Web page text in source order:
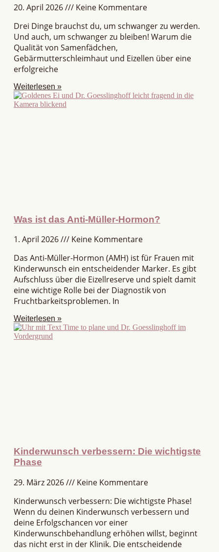
20. April 2026
Keine Kommentare
Drei Dinge brauchst du, um schwanger zu werden.
Und auch, um schwanger zu bleiben! Warum die
Qualität von Samenfädchen,
Gebärmutterschleimhaut und Eizellen über eine
erfolgreiche
Weiterlesen »
Was ist das Anti-Müller-Hormon?
1. April 2026
Keine Kommentare
Das Anti-Müller-Hormon (AMH) ist für Frauen mit
Kinderwunsch ein entscheidender Marker. Es gibt
Aufschluss über die Eizellreserve und spielt damit
eine wichtige Rolle bei der Diagnostik von
Fruchtbarkeitsproblemen. In
Weiterlesen »
Kinderwunsch verbessern: Die wichtigste
Phase
29. März 2026
Keine Kommentare
Kinderwunsch verbessern: Die wichtigste Phase!
Wenn du deinen Kinderwunsch verbessern und
deine Erfolgschancen vor einer
Kinderwunschbehandlung erhöhen willst, beginnt
das nicht erst in der Klinik. Die entscheidende